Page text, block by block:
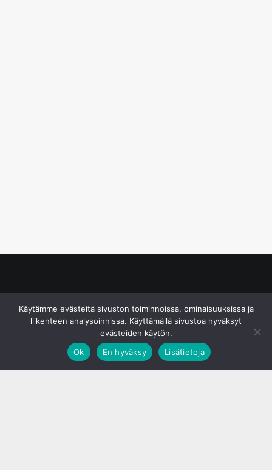
Käytämme evästeitä sivuston toiminnoissa, ominaisuuksissa ja
liikenteen analysoinnissa. Käyttämällä sivustoa hyväksyt
evästeiden käytön.
Ok
En hyväksy Lisätietoja